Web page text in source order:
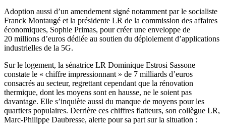
Adoption aussi d’un amendement signé notamment par le socialiste
Franck Montaugé et la présidente LR de la commission des affaires
économiques, Sophie Primas, pour créer une enveloppe de
20 millions d’euros dédiée au soutien du déploiement d’applications
industrielles de la 5G.
Sur le logement, la sénatrice LR Dominique Estrosi Sassone
constate le « chiffre impressionnant » de 7 milliards d’euros
consacrés au secteur, regrettant cependant que la rénovation
thermique, dont les moyens sont en hausse, ne le soient pas
davantage. Elle s’inquiète aussi du manque de moyens pour les
quartiers populaires. Derrière ces chiffres flatteurs, son collègue LR,
Marc-Philippe Daubresse, alerte pour sa part sur la situation :